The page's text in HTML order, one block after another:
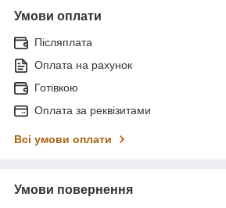
Умови оплати
Післяплата
Оплата на рахунок
Готівкою
Оплата за реквізитами
Всі умови оплати
Умови повернення